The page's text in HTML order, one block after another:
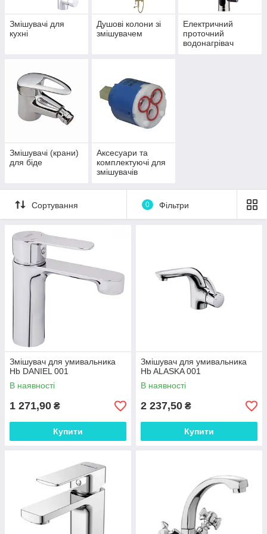
Змішувачі для
кухні
Душові колони зі
змішувачем
Електричний
проточний
водонагрівач
Змішувачі (крани)
для біде
Аксесуари та
комплектуючі для
змішувачів
Сортування 0 Фільтри
Змішувач для умивальника
Hb DANIEL 001
В наявності
1 271,90 ₴
Купити
Змішувач для умивальника
Hb ALASKA 001
В наявності
2 237,50 ₴
Купити